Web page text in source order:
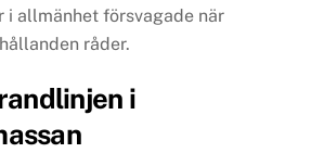
i allmänhet försvagade när
råder.
i